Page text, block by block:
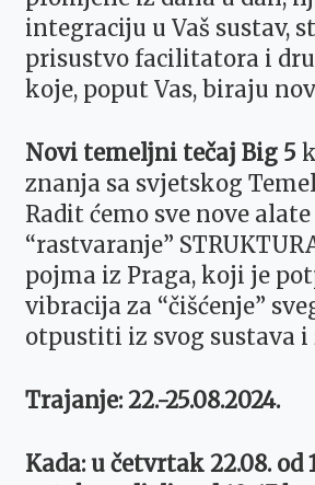
integraciju u Vaš sustav,
prisustvo facilitatora i
koje, poput Vas, biraju
Novi temeljni tečaj Big 5
znanja sa svjetskog
Radit ćemo sve nove
“rastvaranje”
pojma iz Praga, koji je
vibracija za “čišćenje”
otpustiti iz svog sustava i
Trajanje: 22.-25.08.2024.
Kada: u četvrtak 22.08. od